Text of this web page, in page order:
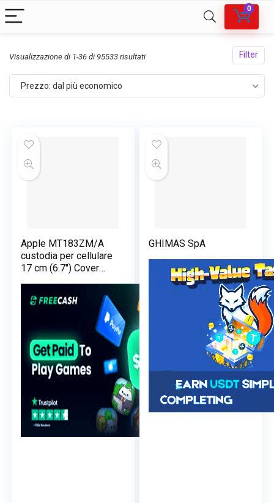
0
Filter
Visualizzazione di 1-36 di 95533 risultatiPrezzo:
dal
Prezzo: dal più economico
Apple MT183ZM/A
custodia per cellulare
17 cm (6.7″) Cover
GHIMAS SpA